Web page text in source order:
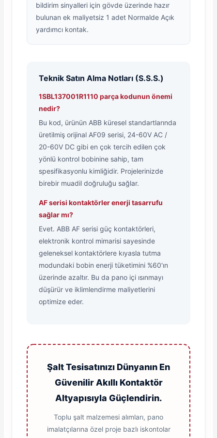
bildirim sinyalleri için gövde üzerinde hazır
bulunan ek maliyetsiz 1 adet Normalde Açık
yardımcı kontak.
Teknik Satın Alma Notları (S.S.S.)
1SBL137001R1110 parça kodunun önemi
nedir?
Bu kod, ürünün ABB küresel standartlarında
üretilmiş orijinal AF09 serisi, 24-60V AC /
20-60V DC gibi en çok tercih edilen çok
yönlü kontrol bobinine sahip, tam
spesifikasyonlu kimliğidir. Projelerinizde
birebir muadil doğruluğu sağlar.
AF serisi kontaktörler enerji tasarrufu
sağlar mı?
Evet. ABB AF serisi güç kontaktörleri,
elektronik kontrol mimarisi sayesinde
geleneksel kontaktörlere kıyasla tutma
modundaki bobin enerji tüketimini %60'ın
üzerinde azaltır. Bu da pano içi ısınmayı
düşürür ve iklimlendirme maliyetlerini
optimize eder.
Şalt Tesisatınızı Dünyanın En
Güvenilir Akıllı Kontaktör
Altyapısıyla Güçlendirin.
Toplu şalt malzemesi alımları, pano
imalatçılarına özel proje bazlı iskontolar